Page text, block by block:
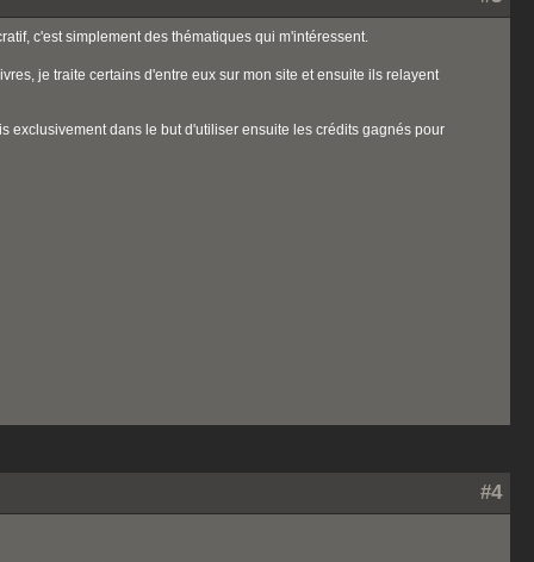
c'est simplement des thématiques qui m'intéressent.
je traite certains d'entre eux sur mon site et ensuite ils relayent
exclusivement dans le but d'utiliser ensuite les crédits gagnés pour
#4